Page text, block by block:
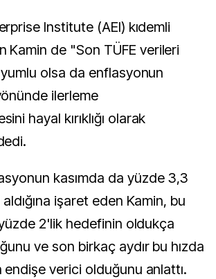
Institute (AEI) kıdemli
Kamin de "Son TÜFE verileri
olsa da enflasyonun
ilerleme
hayal kırıklığı olarak
kasımda da yüzde 3,3
işaret eden Kamin, bu
2'lik hedefinin oldukça
ve son birkaç aydır bu hızda
verici olduğunu anlattı.